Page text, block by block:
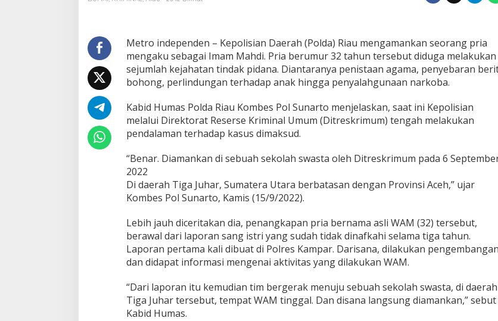
I
a
m
M
h
i
D
a
n
k
n
P
o
l
d
R
i
Metro independen – Kepolisian Daerah (Polda) Riau mengamankan seorang pria
mengaku sebagai Imam Mahdi. Pria berumur 32 tahun tersebut diduga melakukan
sejumlah kejahatan tindak pidana. Diantaranya penistaan agama, penyebaran
bohong, perlindungan terhadap anak hingga penyalahgunaan narkoba.
Kabid Humas Polda Riau Kombes Pol Sunarto menjelaskan, saat ini Kepolisian
melalui Direktorat Reserse Kriminal Umum (Ditreskrimum) tengah melakukan
pendalaman terhadap kasus dimaksud.
“Benar. Diamankan di sebuah sekolah swasta oleh Ditreskrimum pada 6
2022
Di daerah Tiga Juhar, Sumatera Utara berbatasan dengan Provinsi Aceh,” ujar
Kombes Pol Sunarto, Kamis (15/9/2022).
Lebih jauh diceritakan dia, penangkapan pria bernama asli WAM (32) tersebut,
berawal dari laporan sang istri yang sudah tidak dinafkahi selama tiga tahun.
Laporan pertama kali dibuat di Polres Kampar. Darisana, dilakukan pengembangan
dan didapat informasi mengenai aktivitas yang dilakukan WAM.
“Dari laporan itu kemudian tim bergerak menuju sebuah sekolah swasta, di daerah
Tiga Juhar tersebut, tempat WAM tinggal. Dan disana langsung diamankan,” sebut
Kabid Humas.